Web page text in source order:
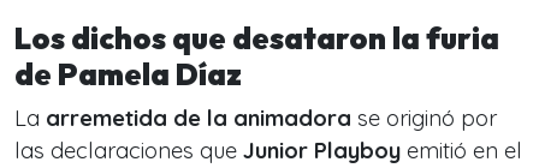
Los dichos que desataron la furia
de Pamela Díaz
La arremetida de la animadora se originó por
las declaraciones que Junior Playboy emitió en el